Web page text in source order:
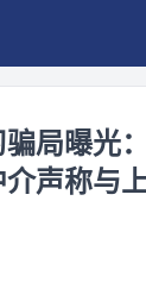
局曝光
声称与